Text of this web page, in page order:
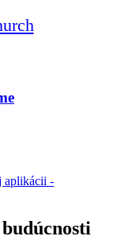
aplikácii -